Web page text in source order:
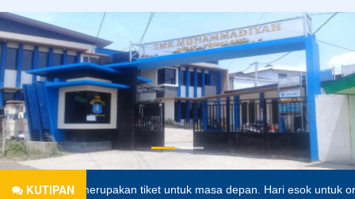
KUTIPAN
merupakan tiket untuk masa depan. Hari esok untuk orang-